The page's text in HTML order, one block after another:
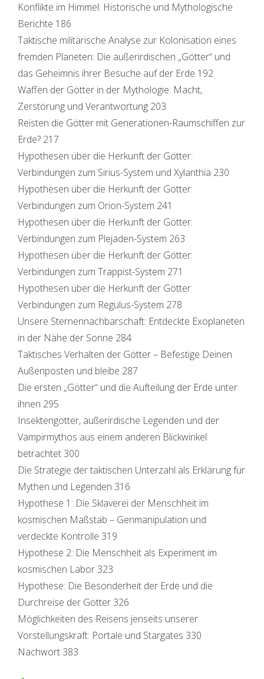
Konflikte im Himmel: Historische und Mythologische
Berichte 186
Taktische militärische Analyse zur Kolonisation eines
fremden Planeten: Die außerirdischen „Götter“ und
das Geheimnis ihrer Besuche auf der Erde 192
Waffen der Götter in der Mythologie: Macht,
Zerstörung und Verantwortung 203
Reisten die Götter mit Generationen-Raumschiffen zur
Erde? 217
Hypothesen über die Herkunft der Götter:
Verbindungen zum Sirius-System und Xylanthia 230
Hypothesen über die Herkunft der Götter:
Verbindungen zum Orion-System 241
Hypothesen über die Herkunft der Götter:
Verbindungen zum Plejaden-System 263
Hypothesen über die Herkunft der Götter:
Verbindungen zum Trappist-System 271
Hypothesen über die Herkunft der Götter:
Verbindungen zum Regulus-System 278
Unsere Sternennachbarschaft: Entdeckte Exoplaneten
in der Nähe der Sonne 284
Taktisches Verhalten der Götter – Befestige Deinen
Außenposten und bleibe 287
Die ersten „Götter“ und die Aufteilung der Erde unter
ihnen 295
Insektengötter, außerirdische Legenden und der
Vampirmythos aus einem anderen Blickwinkel
betrachtet 300
Die Strategie der taktischen Unterzahl als Erklärung für
Mythen und Legenden 316
Hypothese 1: Die Sklaverei der Menschheit im
kosmischen Maßstab – Genmanipulation und
verdeckte Kontrolle 319
Hypothese 2: Die Menschheit als Experiment im
kosmischen Labor 323
Hypothese: Die Besonderheit der Erde und die
Durchreise der Götter 326
Möglichkeiten des Reisens jenseits unserer
Vorstellungskraft: Portale und Stargates 330
Nachwort 383